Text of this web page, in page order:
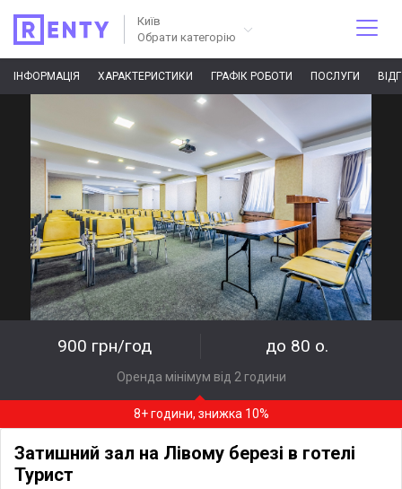
Київ
Обрати категорію
ІНФОРМАЦІЯ ХАРАКТЕРИСТИКИ ГРАФІК РОБОТИ ПОСЛУГИ
900 грн/год до 80 о.
Оренда мінімум від 2 години
8+ години, знижка 10%
Затишний зал на Лівому березі в готелі
Турист